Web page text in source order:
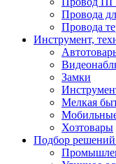
Провода
Провода
Инструмент,
Замки
Мелкая
Хозтовары
Подбор